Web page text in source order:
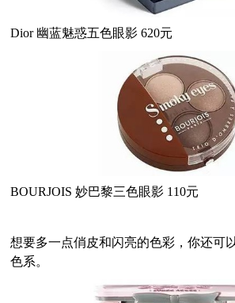
Dior 幽蓝魅惑五色眼影 620元
BOURJOIS 妙巴黎三色眼影 110元
想要多一点俏皮和闪亮的色彩，你还可
色系。